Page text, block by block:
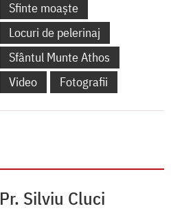
Sfinte moaște
Locuri de pelerinaj
Sfântul Munte Athos
Video
Fotografii
Pr. Silviu Cluci